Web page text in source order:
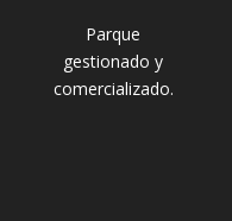
Parque
gestionado y
comercializado.